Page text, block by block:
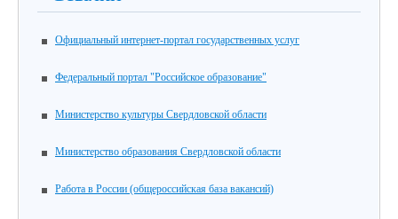
Официальный интернет-портал государственных услуг
Федеральный портал "Российское образование"
Министерство культуры Свердловской области
Министерство образования Свердловской области
Работа в России (общероссийская база вакансий)